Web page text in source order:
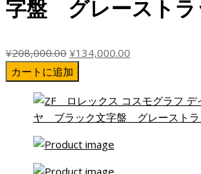
字盤 グレーストラ
¥208,000.00 元
の
価
格
は
で
し
¥134,000.00
価
格
カートに追加